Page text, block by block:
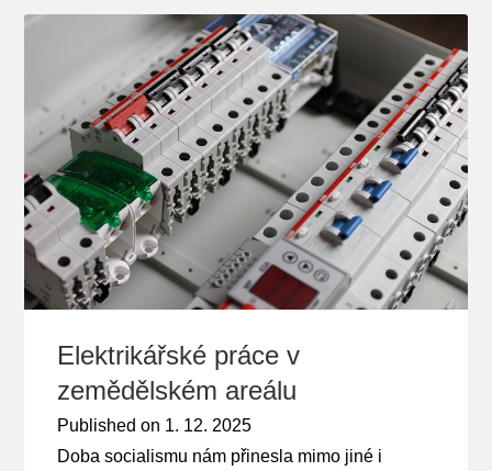
Elektrikářské práce v
zemědělském areálu
Published on 1. 12. 2025
Doba socialismu nám přinesla mimo jiné i